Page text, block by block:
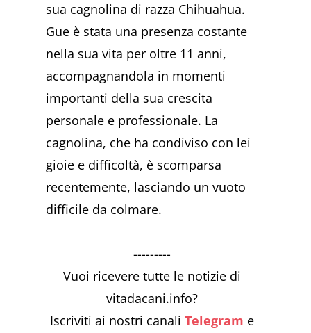
sua cagnolina di razza Chihuahua.
Gue è stata una presenza costante
nella sua vita per oltre 11 anni,
accompagnandola in momenti
importanti della sua crescita
personale e professionale. La
cagnolina, che ha condiviso con lei
gioie e difficoltà, è scomparsa
recentemente, lasciando un vuoto
difficile da colmare.
---------
Vuoi ricevere tutte le notizie di
vitadacani.info?
Iscriviti ai nostri canaliTelegram e